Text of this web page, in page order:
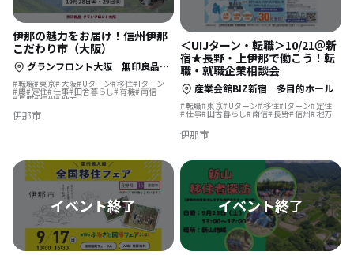
伊那の魅力をお届け！信州伊那
こだわり市（大阪）
グランフロント大阪 無印良品4階Open MUJI
転職 東京 大阪 Uターン 移住 Iターン
農 定住 仕事 田舎暮らし 有機 南信
長野 信州 地方
伊那市
＜UIJターン・転職＞10/21＠新
宿★長野・上伊那で働こう！転
職・就職企業相談会
産業会館BIZ新宿 多目的ホール
転職 東京 Uターン 移住 Iターン 定住
仕事 田舎暮らし 南信 長野 信州 地方
伊那市